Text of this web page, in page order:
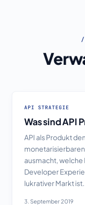
API STRATEGIE
Was sind API
API als Produkt
ausmacht, welche
Developer
lukrativer Markt ist.
3. September 2019